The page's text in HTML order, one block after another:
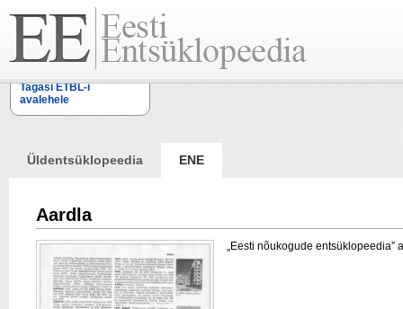
Tagasi ETBL-i
avalehele
Üldentsüklopeedia ENE
Aardla
„Eesti nõukogude entsüklopeedia”